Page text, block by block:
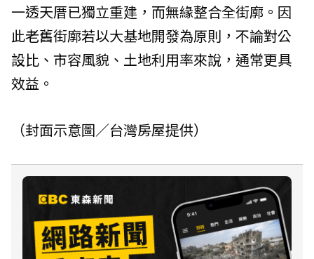
一透天厝已獨立重建，而無緣整合全街廓。因
此老舊街廓若以大基地開發為原則，不論對公
設比、市容風貌、土地利用率來說，通常更具
效益。
（封面示意圖／台灣房屋提供）